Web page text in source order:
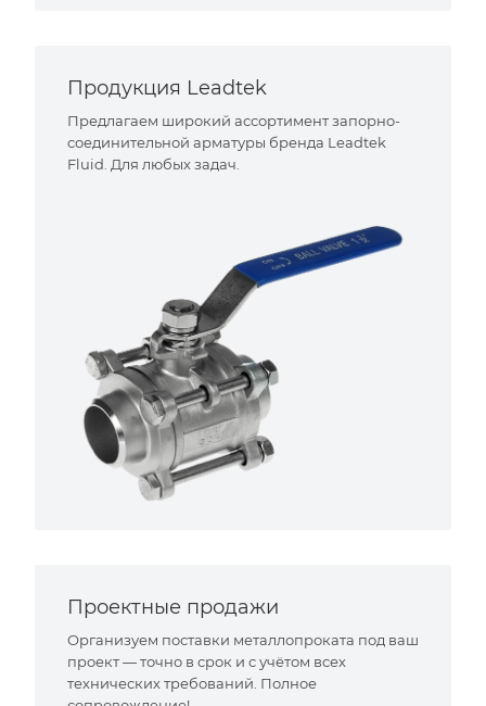
Продукция Leadtek
Предлагаем широкий ассортимент запорно-
соединительной арматуры бренда Leadtek
Fluid. Для любых задач.
Проектные продажи
Организуем поставки металлопроката под ваш
проект — точно в срок и с учётом всех
технических требований. Полное